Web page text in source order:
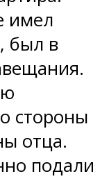
имел
был в
стороны
отца.
подали